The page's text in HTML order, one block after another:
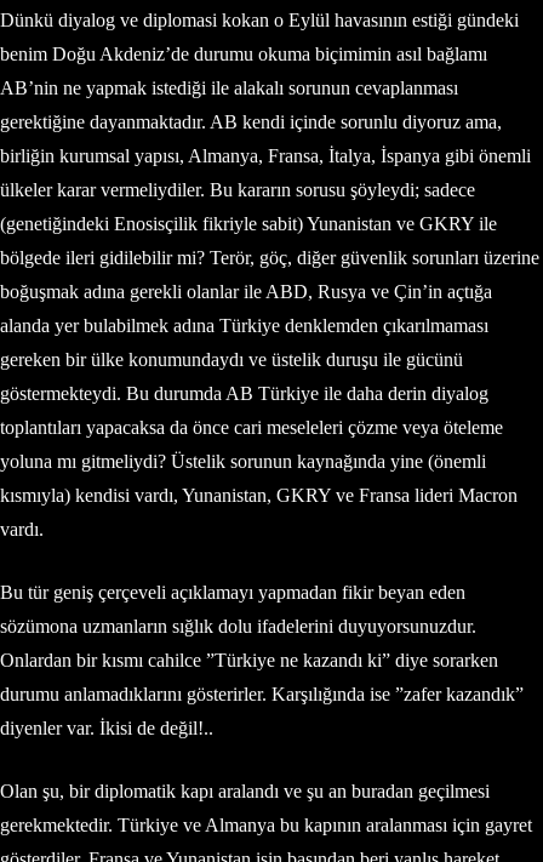
Dünkü diyalog ve diplomasi kokan o Eylül havasının estiği gündeki
benim Doğu Akdeniz’de durumu okuma biçimimin asıl bağlamı
AB’nin ne yapmak istediği ile alakalı sorunun cevaplanması
gerektiğine dayanmaktadır. AB kendi içinde sorunlu diyoruz ama,
birliğin kurumsal yapısı, Almanya, Fransa, İtalya, İspanya gibi önemli
ülkeler karar vermeliydiler. Bu kararın sorusu şöyleydi; sadece
(genetiğindeki Enosisçilik fikriyle sabit) Yunanistan ve GKRY ile
bölgede ileri gidilebilir mi? Terör, göç, diğer güvenlik sorunları üzerine
boğuşmak adına gerekli olanlar ile ABD, Rusya ve Çin’in açtığa
alanda yer bulabilmek adına Türkiye denklemden çıkarılmaması
gereken bir ülke konumundaydı ve üstelik duruşu ile gücünü
göstermekteydi. Bu durumda AB Türkiye ile daha derin diyalog
toplantıları yapacaksa da önce cari meseleleri çözme veya öteleme
yoluna mı gitmeliydi? Üstelik sorunun kaynağında yine (önemli
kısmıyla) kendisi vardı, Yunanistan, GKRY ve Fransa lideri Macron
vardı.
Bu tür geniş çerçeveli açıklamayı yapmadan fikir beyan eden
sözümona uzmanların sığlık dolu ifadelerini duyuyorsunuzdur.
Onlardan bir kısmı cahilce ”Türkiye ne kazandı ki” diye sorarken
durumu anlamadıklarını gösterirler. Karşılığında ise ”zafer kazandık”
diyenler var. İkisi de değil!..
Olan şu, bir diplomatik kapı aralandı ve şu an buradan geçilmesi
gerekmektedir. Türkiye ve Almanya bu kapının aralanması için gayret